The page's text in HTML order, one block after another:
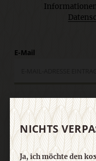
E-Mail
NICHTS
Ja, ich möchte den